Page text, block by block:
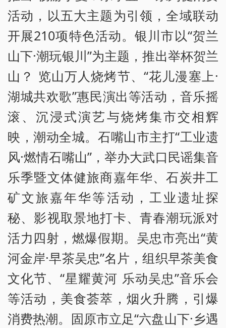
活动，以五大主题为引领，全域联动
开展210项特色活动。银川市以“贺兰
山下·潮玩银川”为主题，推出举杯贺兰
山？ 览山万人烧烤节、“花儿漫塞上·
湖城共欢歌”惠民演出等活动，音乐摇
滚、沉浸式演艺与烧烤集市交相辉
映，潮动全城。石嘴山市主打“工业遗
风·燃情石嘴山”，举办大武口民谣集音
乐季暨文体健旅商嘉年华、石炭井工
矿文旅嘉年华等活动，工业遗址探
秘、影视取景地打卡、青春潮玩派对
活力四射，燃爆假期。吴忠市亮出“黄
河金岸·早茶吴忠”名片，组织早茶美食
文化节、“星耀黄河 乐动吴忠”音乐会
等活动，美食荟萃，烟火升腾，引爆
消费热潮。固原市立足“六盘山下·乡遇